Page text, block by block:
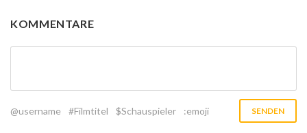
KOMMENTARE
@username #Filmtitel $Schauspieler :emoji